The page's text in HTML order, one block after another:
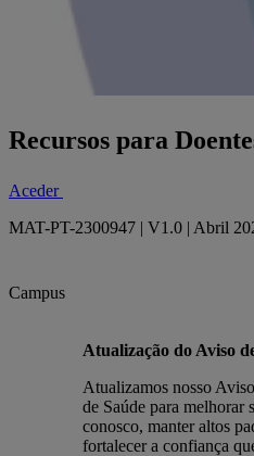
Recursos para
Aceder
MAT-PT-2300947 | V1.0 | Abril
Campus
Atualização do Aviso
Atualizamos nosso
de Saúde para melhorar
conosco, manter altos
fortalecer a confiança